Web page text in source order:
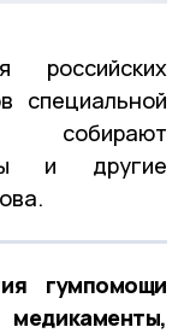
российских
специальной
и другие
гумпомощи